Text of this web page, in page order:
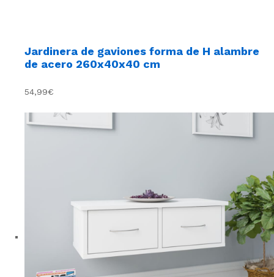
Jardinera de gaviones forma de H alambre
de acero 260x40x40 cm
54,99€